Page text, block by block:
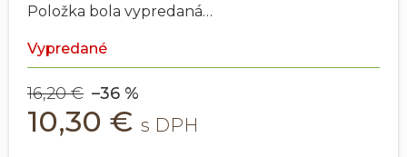
Vypredané
16,20 € –36 %
10,30 €
Položka bola vypredaná…